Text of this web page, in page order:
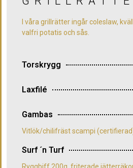
I våra grillrätter ingår coleslaw,
valfri potatis och sås.
Torskrygg
Laxfilé
Gambas
Vitlök/chilifräst scampi
Surf ´n Turf